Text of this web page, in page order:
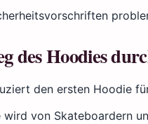
des Hoodies
den ersten Hoodie
wird von Skateboardern